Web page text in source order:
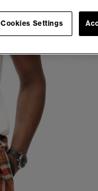
Cookies Settings